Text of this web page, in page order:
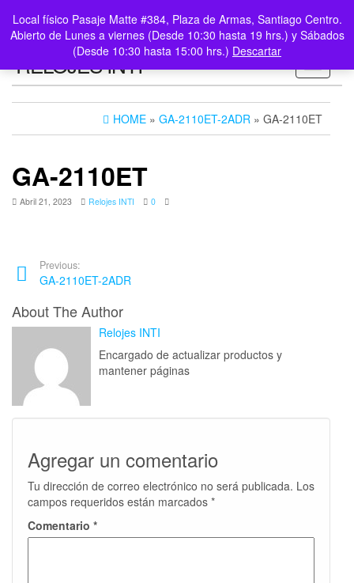
Local físico Pasaje Matte #384, Plaza de Armas, Santiago Centro.
Abierto de Lunes a viernes (Desde 10:30 hasta 19 hrs.) y Sábados
(Desde 10:30 hasta 15:00 hrs.) Descartar
LOGIN /
REGISTER
0
$0
Toggle
RELOJES INTI
HOME » GA-2110ET-2ADR » GA-2110ET
GA-2110ET
Abril 21, 2023 Relojes INTI 0
Previous:
GA-2110ET-2ADR
About The Author
Relojes INTI
Encargado de actualizar productos y
mantener páginas
Agregar un comentario
Tu dirección de correo electrónico no será publicada. Los
campos requeridos están marcados *
Comentario *